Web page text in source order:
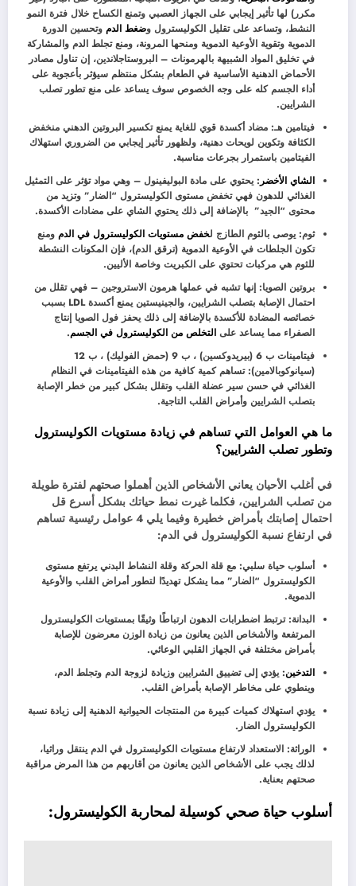
مكرر) لها تأثير إيجابي على الجهاز العصبي وتمنع الكساح خلال فترة النمو
النشط، وتساعد على تقليل الكوليسترول وضغط الدم وتحسين الدورة
الدموية وتقوية الأوعية الدموية ومنحها المرونة، ومنع تجلط الدم والمشاركة
في تخليق المواد الشبيهة بالهرمونات – البروستاجلاندين، إن تناول مصادر
الأحماض الدهنية الأساسية في الطعام بشكل منتظم سيؤثر بأعجوبة على
أداء الجسم كله على وجه الخصوص سوف يساعد على منع تطور تصلب
الشرايين.
فيتامين هـ: مضاد أكسدة قوي للغاية يمنع تكسير البروتين الدهني منخفض
الكثافة وتكوين لويحات دهنية، ولظهور تأثير إيجابي من الضروري استهلاك
الفيتامين باستمرار بجرعات مناسبة.
الشاي الأخضر: يحتوي على مادة البوليفينول – وهي مواد تؤثر على التمثيل
الغذائي للدهون فهي تخفض مستوى الكوليسترول “الضار” وتزيد من
محتوى “الجيد” بالإضافة إلى ذلك يحتوي الشاي على مضادات الأكسدة.
ثوم: يوصى بالثوم الطازج لخفض مستويات الكوليسترول في الدم ومنع
تكون الجلطات في الأوعية الدموية (ترقق الدم)، فإن المكونات النشطة
للثوم هي مركبات تحتوي على الكبريت وخاصة الأليين.
بروتين الصويا: إنها تشبه في عملها هرمون الاستروجين – فهي تقلل من
احتمال الإصابة بتصلب الشرايين، والجينيستين يمنع أكسدة LDL بسبب
خصائصه المضادة للأكسدة بالإضافة إلى ذلك يحفز فول الصويا إنتاج
الصفراء مما يساعد على التخلص من الكوليسترول في الجسم.
فيتامينات ب 6 (بيريدوكسين) ، ب 9 (حمض الفوليك) ، ب 12
(سيانوكوبالامين): تساهم كمية كافية من هذه الفيتامينات في النظام
الغذائي في حسن سير عضلة القلب وتقلل بشكل كبير من خطر الإصابة
بتصلب الشرايين وأمراض القلب التاجية.
ما هي العوامل التي تساهم في زيادة مستويات الكوليسترول
وتطور تصلب الشرايين؟
في أغلب الأحيان يعاني الأشخاص الذين أهملوا صحتهم لفترة طويلة
من تصلب الشرايين، فكلما غيرت نمط حياتك بشكل أسرع قل
احتمال إصابتك بأمراض خطيرة وفيما يلي 4 عوامل رئيسية تساهم
في ارتفاع نسبة الكوليسترول في الدم:
أسلوب حياة سلبي: مع قلة الحركة وقلة النشاط البدني يرتفع مستوى
الكوليسترول “الضار” مما يشكل تهديدًا لتطور أمراض القلب والأوعية
الدموية.
البدانة: ترتبط اضطرابات الدهون ارتباطًا وثيقًا بمستويات الكوليسترول
المرتفعة والأشخاص الذين يعانون من زيادة الوزن معرضون للإصابة
بأمراض مختلفة في الجهاز القلبي الوعائي.
التدخين: يؤدي إلى تضييق الشرايين وزيادة لزوجة الدم وتجلط الدم،
وينطوي على مخاطر الإصابة بأمراض القلب.
يؤدي استهلاك كميات كبيرة من المنتجات الحيوانية الدهنية إلى زيادة نسبة
الكوليسترول الضار.
الوراثة: الاستعداد لارتفاع مستويات الكوليسترول في الدم ينتقل وراثيا،
لذلك يجب على الأشخاص الذين يعانون من أقاربهم من هذا المرض مراقبة
صحتهم بعناية.
أسلوب حياة صحي كوسيلة لمحاربة الكوليسترول: